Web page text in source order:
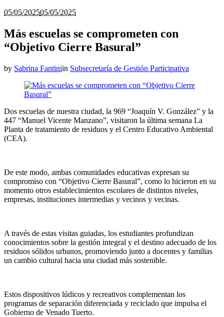
05/05/202505/05/2025
Más escuelas se comprometen con
“Objetivo Cierre Basural”
by Sabrina Fantiniin Subsecretaría de Gestión Participativa
Dos escuelas de nuestra ciudad, la 969 “Joaquín V. González” y la
447 “Manuel Vicente Manzano”, visitaron la última semana La
Planta de tratamiento de residuos y el Centro Educativo Ambiental
(CEA).
De este modo, ambas comunidades educativas expresan su
compromiso con “Objetivo Cierre Basural”, como lo hicieron en su
momento otros establecimientos escolares de distintos niveles,
empresas, instituciones intermedias y vecinos y vecinas.
A través de estas visitas guiadas, los estudiantes profundizan
conocimientos sobre la gestión integral y el destino adecuado de los
residuos sólidos urbanos, promoviendo junto a docentes y familias
un cambio cultural hacia una ciudad más sostenible.
Estos dispositivos lúdicos y recreativos complementan los
programas de separación diferenciada y reciclado que impulsa el
Gobierno de Venado Tuerto.